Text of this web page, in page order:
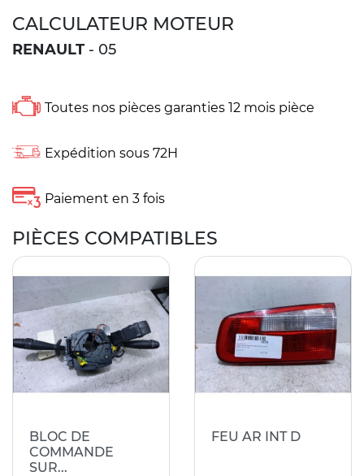
CALCULATEUR MOTEUR
RENAULT - 05
Toutes nos pièces garanties 12 mois pièce
Expédition sous 72H
Paiement en 3 fois
PIÈCES COMPATIBLES
BLOC DE
COMMANDE
SUR...
FEU AR INT D